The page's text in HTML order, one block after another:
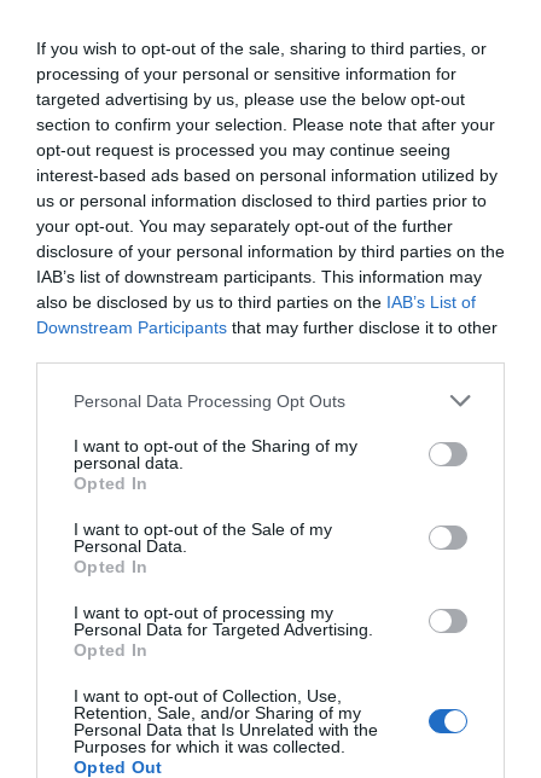
If you wish to opt-out of the sale, sharing to third parties, or
processing of your personal or sensitive information for
targeted advertising by us, please use the below opt-out
section to confirm your selection. Please note that after your
opt-out request is processed you may continue seeing
interest-based ads based on personal information utilized by
us or personal information disclosed to third parties prior to
your opt-out. You may separately opt-out of the further
disclosure of your personal information by third parties on the
IAB’s list of downstream participants. This information may
also be disclosed by us to third parties on the IAB’s List of
Downstream Participants that may further disclose it to other
Personal Data Processing Opt Outs
I want to opt-out of the Sharing of my
personal data.
Opted In
I want to opt-out of the Sale of my
Personal Data.
Opted In
I want to opt-out of processing my
Personal Data for Targeted Advertising.
Opted In
I want to opt-out of Collection, Use,
Retention, Sale, and/or Sharing of my
Personal Data that Is Unrelated with the
Purposes for which it was collected.
Opted Out